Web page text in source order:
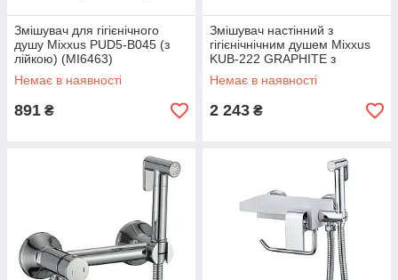
Змішувач для гігієнічного
душу Mixxus PUD5-B045 (з
лійкою) (MI6463)
Немає в наявності
891 ₴
Змішувач настінний з
гігієнічнічним душем Mixxus
KUB-222 GRAPHITE з
нерж.стали SUS304 (MI6846)
Немає в наявності
2 243 ₴